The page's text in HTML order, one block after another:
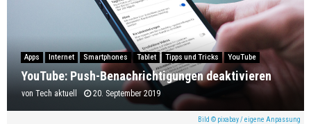
Apps Internet Smartphones Tablet Tipps und Tricks YouTube
YouTube: Push-Benachrichtigungen deaktivieren
von Tech aktuell 20. September 2019
Bild © pixabay / eigene Anpassung